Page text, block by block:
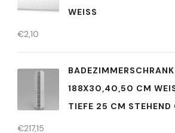
WEISS
€2,10
188X30,40,50 CM
IEFE 25 CM STEHEND
€217,15